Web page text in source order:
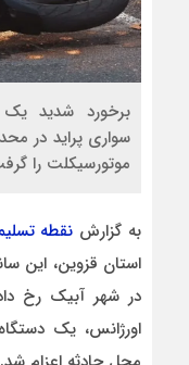
برخورد شدید یک
موتورسیکلت را
به گزارش نقطه
در شهر آبیک رخ
اورژانس، یک